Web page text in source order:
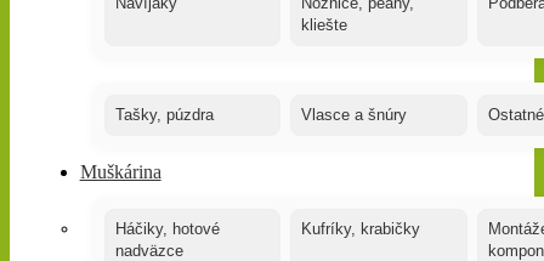
Navíjaky
Nožnice, peány,
kliešte
Tašky, púzdra Vlasce a šnúry Ostatné
Muškárina
Háčiky, hotové
nadväzce
Kufríky, krabičky